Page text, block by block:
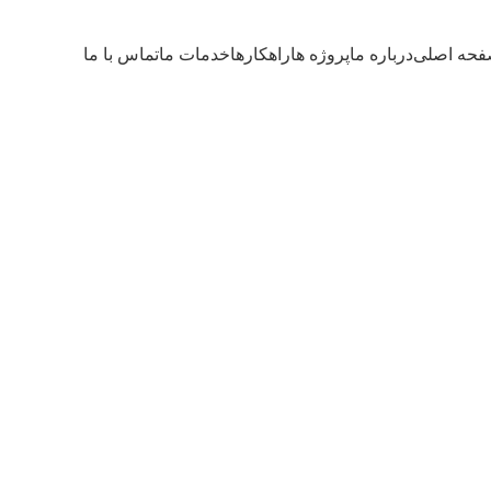
اصلیدرباره ماپروژه هاراهکارهاخدمات ماتماس با ما